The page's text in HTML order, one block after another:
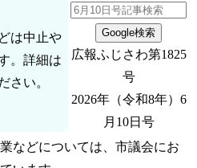
てみませんか？
工事対象区域などの見直しに
を受け付けています
は中止や
。詳細は
さい。
広報ふじさわ第1825
号
2026年（令和8年）6
月10日号
などについては、市議会にお